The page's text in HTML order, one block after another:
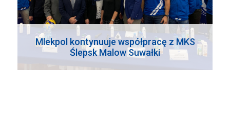
Mlekpol kontynuuje współpracę z MKS
Ślepsk Malow Suwałki